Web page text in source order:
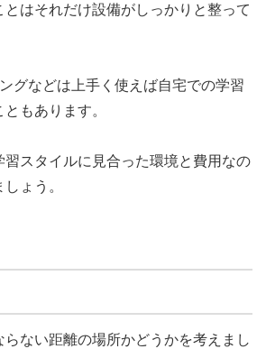
とはそれだけ設備がしっかりと整って
グなどは上手く使えば自宅での学習
もあります。
習スタイルに見合った環境と費用なの
ょう。
ない距離の場所かどうかを考えまし